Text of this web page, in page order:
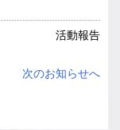
活動報告
次のお知らせへ